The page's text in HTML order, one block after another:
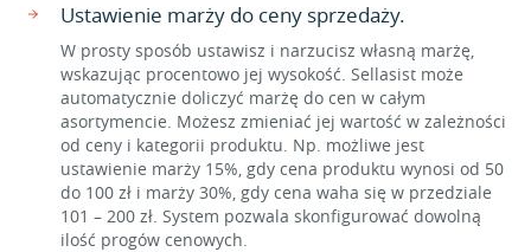
Ustawienie marży do ceny sprzedaży.
W prosty sposób ustawisz i narzucisz własną marżę,
wskazując procentowo jej wysokość. Sellasist może
automatycznie doliczyć marżę do cen w całym
asortymencie. Możesz zmieniać jej wartość w zależności
od ceny i kategorii produktu. Np. możliwe jest
ustawienie marży 15%, gdy cena produktu wynosi od 50
do 100 zł i marży 30%, gdy cena waha się w przedziale
101 – 200 zł. System pozwala skonfigurować dowolną
ilość progów cenowych.